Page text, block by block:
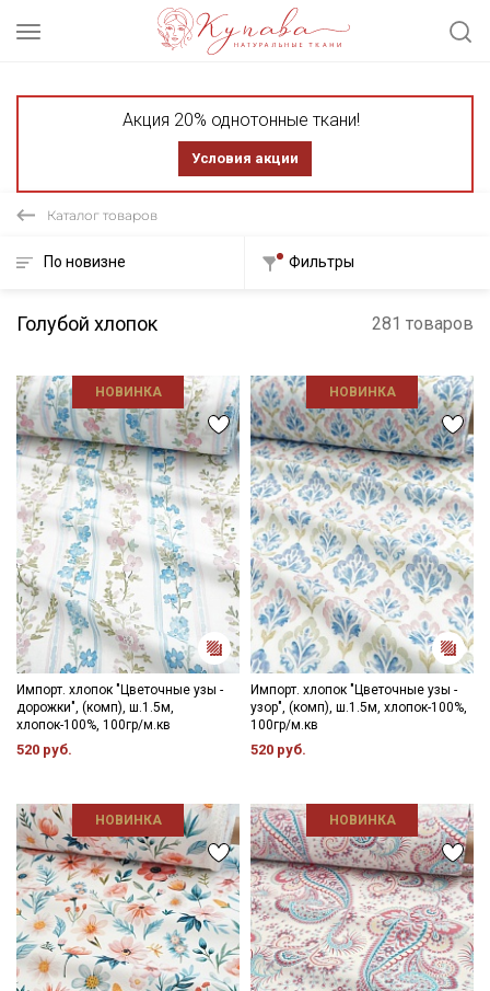
Акция 20% однотонные ткани!
Условия акции
Каталог товаров
По новизне Фильтры
Голубой хлопок 281 товаров
НОВИНКА
Импорт. хлопок "Цветочные узы -
дорожки", (комп), ш.1.5м,
хлопок-100%, 100гр/м.кв
520 руб.
НОВИНКА
Импорт. хлопок "Цветочные узы -
узор", (комп), ш.1.5м, хлопок-100%,
100гр/м.кв
520 руб.
НОВИНКА НОВИНКА